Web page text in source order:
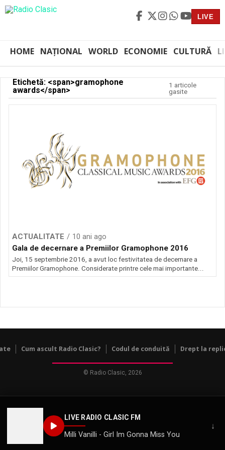
LIVE
HOME NAȚIONAL WORLD ECONOMIE CULTURĂ
LIVE RADIO CLASIC FM
Milli Vanilli - Girl Im Gonna Miss You
↓
Etichetă: <span>gramophone
awards</span>
1 articole
gasite
ACTUALITATE
10 ani ago
Gala de decernare a Premiilor Gramophone 2016
Joi, 15 septembrie 2016, a avut loc festivitatea de decernare a
Premiilor Gramophone. Considerate printre cele mai importante...
Cum ascult Radio Clasic? Codul de conduită Drept la
© Radio Clasic, 2026